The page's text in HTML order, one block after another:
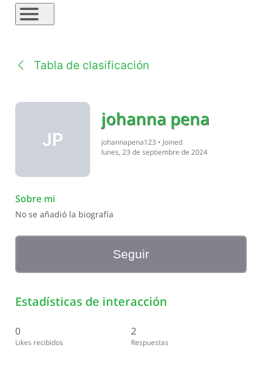
Tabla de clasificación
JP
johanna pena
johannapena123 • Joined
lunes, 23 de septiembre de 2024
Sobre mi
No se añadió la biografía
Seguir
Estadísticas de interacción
0
Likes recibidos
2
Respuestas